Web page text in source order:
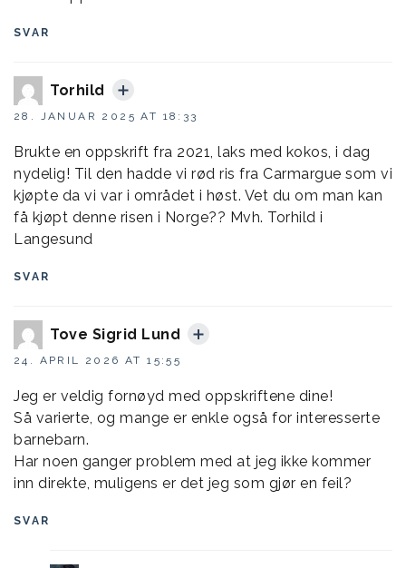
SVAR
Torhild
28. JANUAR 2025 AT 18:33
Brukte en oppskrift fra 2021, laks med kokos, i dag
nydelig! Til den hadde vi rød ris fra Carmargue som vi
kjøpte da vi var i området i høst. Vet du om man kan
få kjøpt denne risen i Norge?? Mvh. Torhild i
Langesund
SVAR
Tove Sigrid Lund
24. APRIL 2026 AT 15:55
Jeg er veldig fornøyd med oppskriftene dine!
Så varierte, og mange er enkle også for interesserte
barnebarn.
Har noen ganger problem med at jeg ikke kommer
inn direkte, muligens er det jeg som gjør en feil?
SVAR